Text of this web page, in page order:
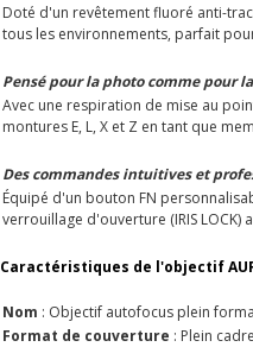
Doté d'un revêtement fluoré anti-
tous les environnements, parfait
Pensé pour la photo comme pour
Avec une respiration de mise au
montures E, L, X et Z en tant que
Des commandes intuitives et
Équipé d'un bouton FN
verrouillage d'ouverture (IRIS
Caractéristiques de l'objectif
Nom : Objectif autofocus plein
Format de couverture : Plein cadre